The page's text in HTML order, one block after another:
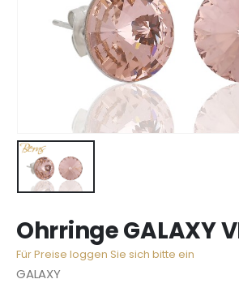
Ohrringe GALAXY
Für Preise loggen Sie sich bitte ein
GALAXY